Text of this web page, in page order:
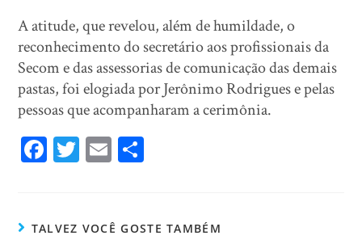
A atitude, que revelou, além de humildade, o
reconhecimento do secretário aos profissionais da
Secom e das assessorias de comunicação das demais
pastas, foi elogiada por Jerônimo Rodrigues e pelas
pessoas que acompanharam a cerimônia.
Fa
ok
T
er
E
TALVEZ VOCÊ GOSTE TAMBÉM